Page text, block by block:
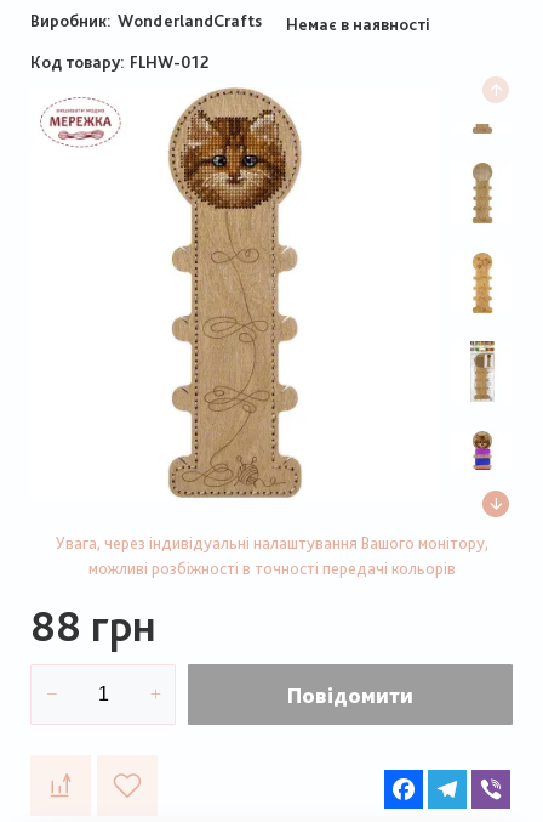
Виробник: WonderlandCrafts
Немає в наявності
Код товару FLHW-012
Увага, через індивідуальні налаштування Вашого монітору,
можливі розбіжності в точності передачі кольорів
88 грн
Повідомити
FacebookTelegram